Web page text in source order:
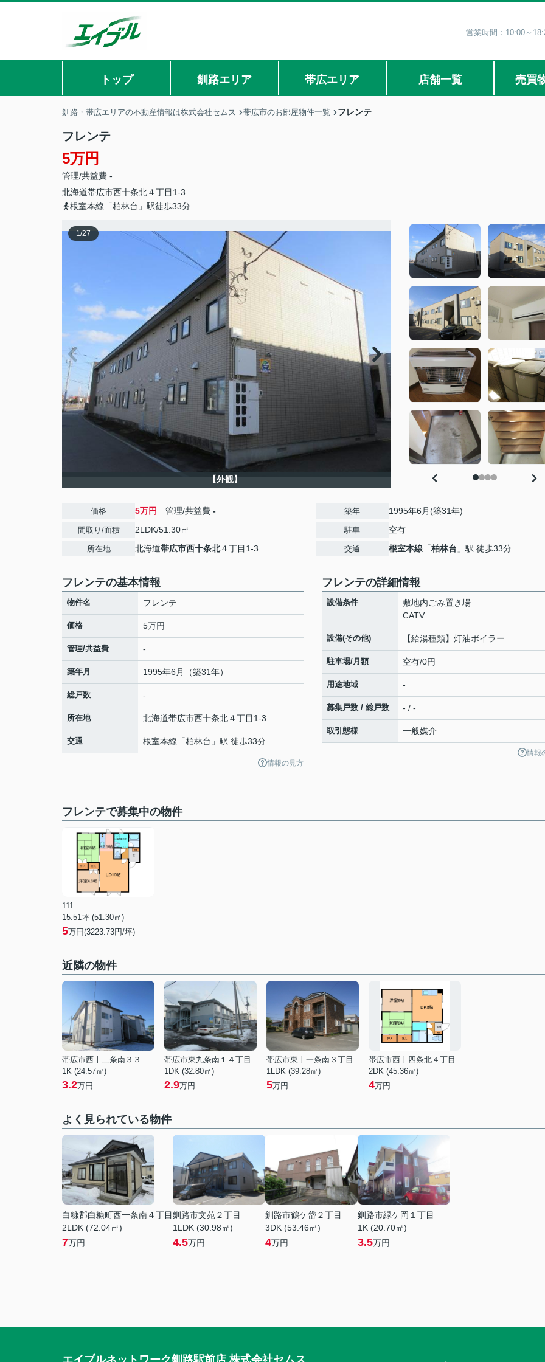
営業時間：10:00～
トップ 釧路エリア 帯広エリア 店舗一覧 売買
釧路・帯広エリアの不動産情報は株式会社セムス 帯広市のお部屋物件一覧 フレンテ
フレンテ
5万円
管理/共益費 -
北海道帯広市西十条北４丁目1-3
根室本線「柏林台」駅徒歩33分
1/27
【外観】
価格 5万円 管理/共益費 -
間取り/面積 2LDK/51.30㎡
所在地 北海道帯広市西十条北４丁目1-3
築年 1995年6月(築31年)
駐車 空有
交通 根室本線 「柏林台 」駅 徒歩33分
フレンテの基本情報
物件名 フレンテ
価格 5万円
管理/共益費 -
築年月 1995年6月（築31年）
総戸数 -
所在地 北海道帯広市西十条北４丁目1-3
交通 根室本線 「柏林台 」駅 徒歩33分
情報の見方
フレンテの詳細情報
設備条件
敷地内ごみ置き場
CATV
設備(その他) 【給湯種類】灯油ボイラー
駐車場/月額 空有/0円
用途地域 -
募集戸数 / 総戸数 - / -
取引態様 一般媒介
情報
フレンテで募集中の物件
111
15.51坪 (51.30㎡)
5万円(3223.73円/坪)
近隣の物件
帯広市西十二条南３３丁目
1K (24.57㎡)
3.2万円
帯広市東九条南１４丁目
1DK (32.80㎡)
2.9万円
帯広市東十一条南３丁目
1LDK (39.28㎡)
5万円
帯広市西十四条北４丁目
2DK (45.36㎡)
4万円
よく見られている物件
白糠郡白糠町西一条南４丁目
2LDK (72.04㎡)
7万円
釧路市文苑２丁目
1LDK (30.98㎡)
4.5万円
釧路市鶴ケ岱２丁目
3DK (53.46㎡)
4万円
釧路市緑ケ岡１丁目
1K (20.70㎡)
3.5万円
エイブルネットワーク釧路駅前店 株式会社セムス